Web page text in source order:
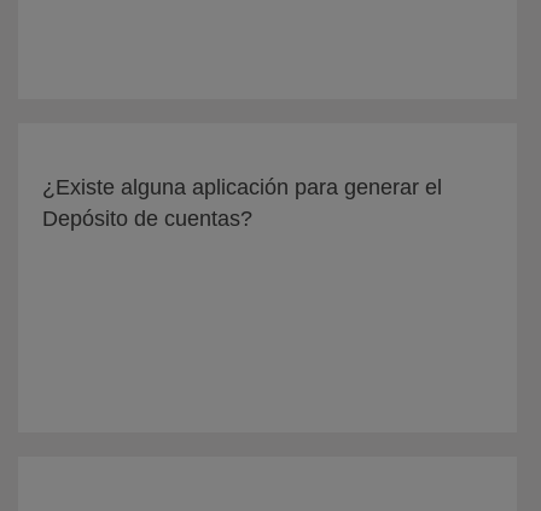
¿Existe alguna aplicación para generar el
Depósito de cuentas?